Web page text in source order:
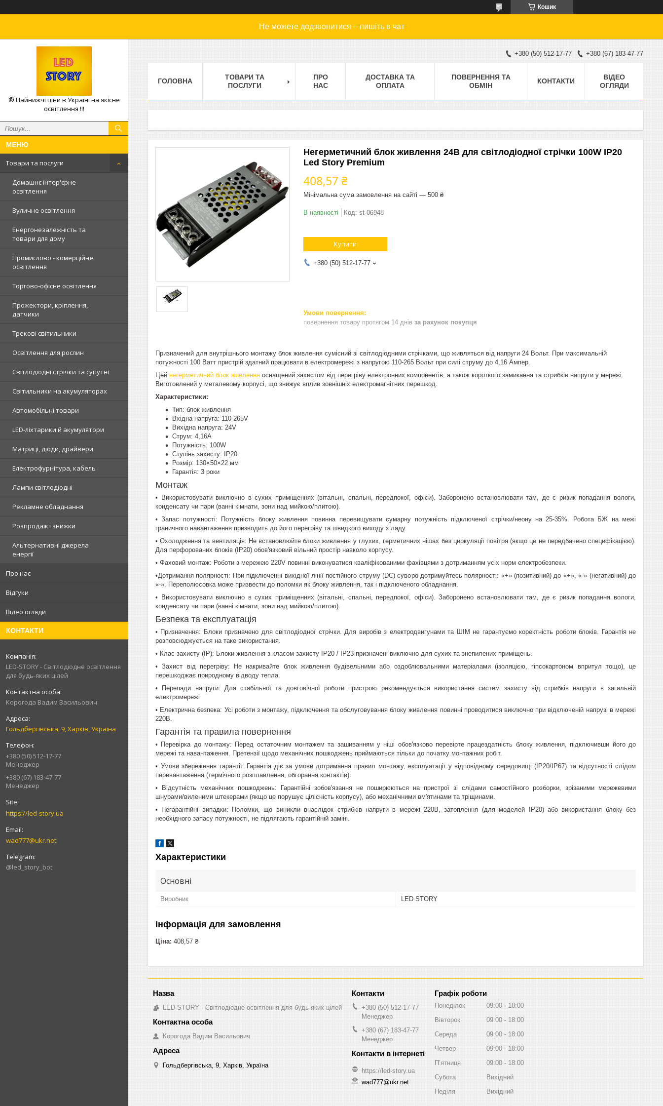
Кошик
Не можете додзвонитися – пишіть в чат
® Найнижчі ціни в Україні на якісне
освітлення !!!
Товари та послуги
Домашнє інтер'єрне
освітлення
Вуличне освітлення
Енергонезалежність та
товари для дому
Промислово - комерційне
освітлення
Торгово-офісне освітлення
Прожектори, кріплення,
датчики
Трекові світильники
Освітлення для рослин
Світлодіодні стрічки та супутні
Світильники на акумуляторах
Автомобільні товари
LED-ліхтарики й акумулятори
Матриці, діоди, драйвери
Електрофурнітура, кабель
Лампи світлодіодні
Рекламне обладнання
Розпродаж і знижки
Альтернативні джерела
енергії
Про нас
Відгуки
Відео огляди
КОНТАКТИ
LED-STORY - Світлодіодне освітлення
для будь-яких цілей
Корогода Вадим Васильович
Гольдбергівська, 9, Харків, Україна
+380 (50) 512-17-77
Менеджер
+380 (67) 183-47-77
Менеджер
https://led-story.ua
wad777@ukr.net
@led_story_bot
+380 (50) 512-17-77 +380 (67) 183-47-77
ГОЛОВНА
ТОВАРИ ТА
ПОСЛУГИ
ПРО
НАС
ДОСТАВКА ТА
ОПЛАТА
ПОВЕРНЕННЯ ТА
ОБМІН
КОНТАКТИ
ВІДЕО
ОГЛЯДИ
Негерметичний блок живлення 24В для світлодіодної стрічки 100W IP20
Led Story Premium
408,57 ₴
Мінімальна сума замовлення на сайті — 500 ₴
В наявності Код: st-06948
Купити
+380 (50) 512-17-77
повернення товару протягом 14 днів за рахунок покупця
Призначений для внутрішнього монтажу блок живлення сумісний зі світлодіодними стрічками, що живляться від напруги 24 Вольт. При максимальній
потужності 100 Ватт пристрій здатний працювати в електромережі з напругою 110-265 Вольт при силі струму до 4,16 Ампер.
Цей негерметичний блок живлення оснащений захистом від перегріву електронних компонентів, а також короткого замикання та стрибків напруги у мережі.
Виготовлений у металевому корпусі, що знижує вплив зовнішніх електромагнітних перешкод.
Характеристики:
Тип: блок живлення
Вхідна напруга: 110-265V
Вихідна напруга: 24V
Струм: 4,16А
Потужність: 100W
Ступінь захисту: IP20
Розмір: 130×50×22 мм
Гарантія: 3 роки
Монтаж
• Використовувати виключно в сухих приміщеннях (вітальні, спальні, передпокої, офіси). Заборонено встановлювати там, де є ризик попадання вологи,
конденсату чи пари (ванні кімнати, зони над мийкою/плитою).
• Запас потужності: Потужність блоку живлення повинна перевищувати сумарну потужність підключеної стрічки/неону на 25-35%. Робота БЖ на межі
граничного навантаження призводить до його перегріву та швидкого виходу з ладу.
• Охолодження та вентиляція: Не встановлюйте блоки живлення у глухих, герметичних нішах без циркуляції повітря (якщо це не передбачено специфікацією).
Для перфорованих блоків (IP20) обов'язковий вільний простір навколо корпусу.
• Фаховий монтаж: Роботи з мережею 220V повинні виконуватися кваліфікованими фахівцями з дотриманням усіх норм електробезпеки.
•Дотримання полярності: При підключенні вихідної лінії постійного струму (DC) суворо дотримуйтесь полярності: «+» (позитивний) до «+», «-» (негативний) до
«-». Переполюсовка може призвести до поломки як блоку живлення, так і підключеного обладнання.
• Використовувати виключно в сухих приміщеннях (вітальні, спальні, передпокої, офіси). Заборонено встановлювати там, де є ризик попадання вологи,
конденсату чи пари (ванні кімнати, зони над мийкою/плитою).
Безпека та експлуатація
• Призначення: Блоки призначено для світлодіодної стрічки. Для виробів з електродвигунами та ШІМ не гарантуємо коректність роботи блоків. Гарантія не
розповсюджується на таке використання.
• Клас захисту (IP): Блоки живлення з класом захисту IP20 / IP23 призначені виключно для сухих та знепилених приміщень.
• Захист від перегріву: Не накривайте блок живлення будівельними або оздоблювальними матеріалами (ізоляцією, гіпсокартоном впритул тощо), це
перешкоджає природному відводу тепла.
• Перепади напруги: Для стабільної та довговічної роботи пристрою рекомендується використання систем захисту від стрибків напруги в загальній
електромережі
• Електрична безпека: Усі роботи з монтажу, підключення та обслуговування блоку живлення повинні проводитися виключно при відключеній напрузі в мережі
220В.
Гарантія та правила повернення
• Перевірка до монтажу: Перед остаточним монтажем та зашиванням у ніші обов'язково перевірте працездатність блоку живлення, підключивши його до
мережі та навантаження. Претензії щодо механічних пошкоджень приймаються тільки до початку монтажних робіт.
• Умови збереження гарантії: Гарантія діє за умови дотримання правил монтажу, експлуатації у відповідному середовищі (IP20/IP67) та відсутності слідом
перевантаження (термічного розплавлення, обгорання контактів).
• Відсутність механічних пошкоджень: Гарантійні зобов'язання не поширюються на пристрої зі слідами самостійного розборки, зрізаними мережевими
шнурами/виленими штекерами (якщо це порушує цілісність корпусу), або механічними вм'ятинами та тріщинами.
• Негарантійні випадки: Поломки, що виникли внаслідок стрибків напруги в мережі 220В, затоплення (для моделей IP20) або використання блоку без
необхідного запасу потужності, не підлягають гарантійній заміні.
Характеристики
Основні
Виробник LED STORY
Інформація для замовлення
Ціна: 408,57 ₴
LED-STORY - Світлодіодне освітлення для будь-яких цілей
Корогода Вадим Васильович
Гольдбергівська, 9, Харків, Україна
+380 (50) 512-17-77
Менеджер
+380 (67) 183-47-77
Менеджер
https://led-story.ua
wad777@ukr.net
Графік роботи
Понеділок 09:00
18:00
Вівторок
09:00
18:00
Середа
09:00
18:00
Четвер
09:00
18:00
Пʼятниця
09:00
18:00
Субота
Вихідний
Неділя
Вихідний